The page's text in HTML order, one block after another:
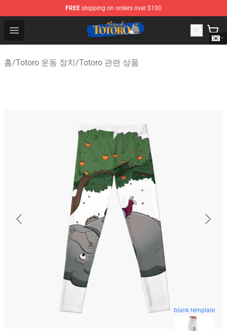
FREE shipping on orders over $100
Open menu
Totoro Store - Official Totoro Merchandise Shop
홈/Totoro 운동 장치/Totoro 관련 상품
blank template